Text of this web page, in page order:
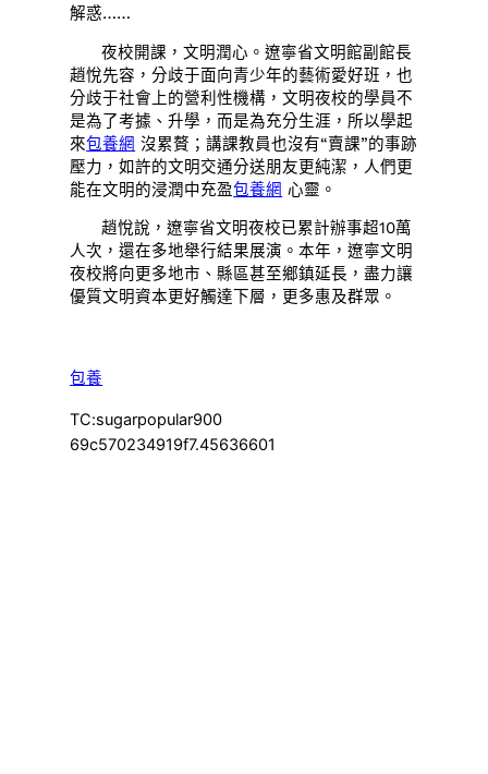
解惑……
夜校開課，文明潤心。遼寧省文明館副館長
趙悅先容，分歧于面向青少年的藝術愛好班，也
分歧于社會上的營利性機構，文明夜校的學員不
是為了考據、升學，而是為充分生涯，所以學起
來包養網 沒累贅；講課教員也沒有“賣課”的事跡
壓力，如許的文明交通分送朋友更純潔，人們更
能在文明的浸潤中充盈包養網 心靈。
趙悅說，遼寧省文明夜校已累計辦事超10萬
人次，還在多地舉行結果展演。本年，遼寧文明
夜校將向更多地市、縣區甚至鄉鎮延長，盡力讓
優質文明資本更好觸達下層，更多惠及群眾。
包養
TC:sugarpopular900
69c570234919f7.45636601